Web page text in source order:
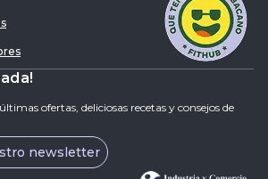
ofertas, deliciosas recetas y consejos de
newsletter